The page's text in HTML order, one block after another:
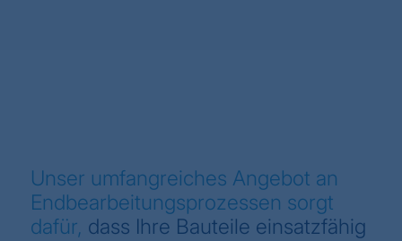
Unser umfangreiches Angebot an
Endbearbeitungsprozessen sorgt
dafür, dass Ihre Bauteile einsatzfähig